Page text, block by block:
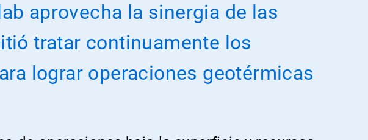
aprovecha la sinergia de las
tratar continuamente los
lograr operaciones geotérmicas